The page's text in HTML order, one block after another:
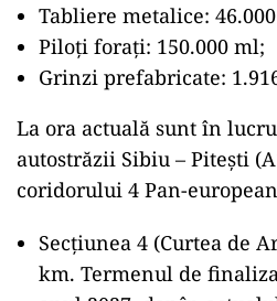
Tabliere metalice:
Piloți forați: 150.000 ml;
Grinzi prefabricate:
La ora actuală sunt în
autostrăzii Sibiu – Pitești
coridorului 4 Pan-
Secțiunea 4 (Curtea de
km. Termenul de